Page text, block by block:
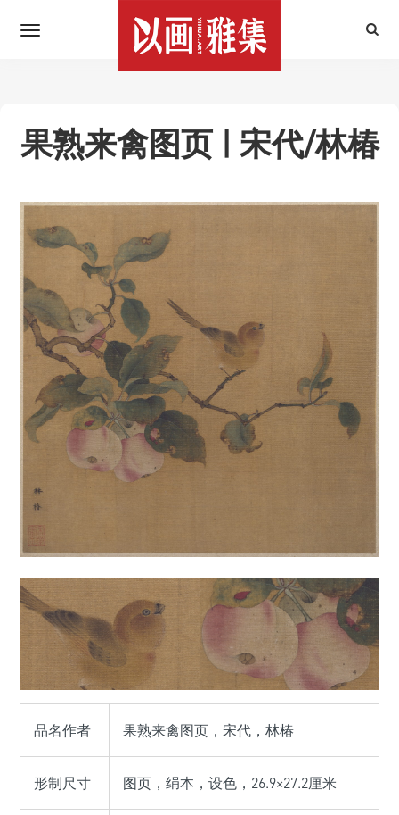
果熟来禽图页 | 宋代/林椿
品名作者 果熟来禽图页，宋代，林椿
形制尺寸 图页，绢本，设色，26.9×27.2厘米